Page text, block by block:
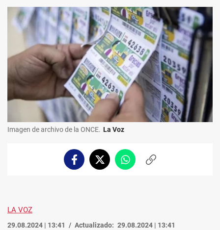
Imagen de archivo de la ONCE. La Voz
FacebookTwitterWhatsappCopiar
LA VOZ
29.08.2024 | 13:41 Actualizado: 29.08.2024 | 13:41